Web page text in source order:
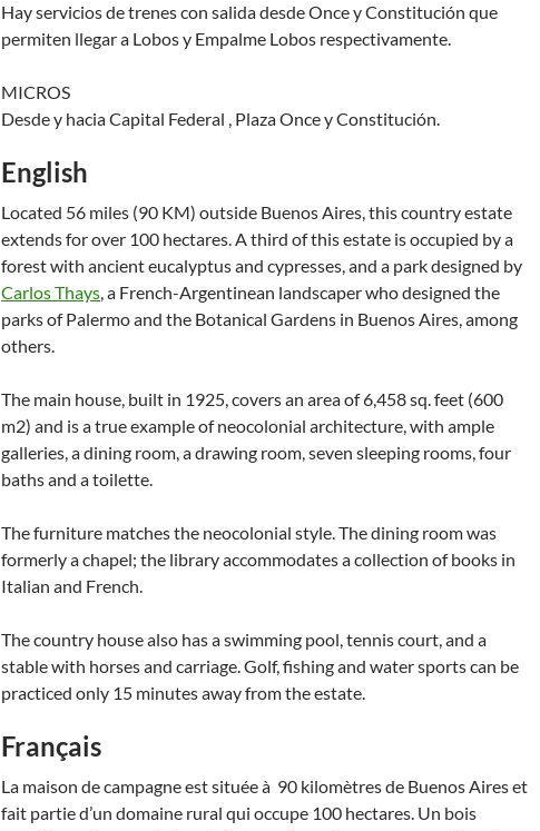
Hay servicios de trenes con salida desde Once y Constitución que
permiten llegar a Lobos y Empalme Lobos respectivamente.
MICROS
Desde y hacia Capital Federal , Plaza Once y Constitución.
English
Located 56 miles (90 KM) outside Buenos Aires, this country estate
extends for over 100 hectares. A third of this estate is occupied by a
forest with ancient eucalyptus and cypresses, and a park designed by
Carlos Thays, a French-Argentinean landscaper who designed the
parks of Palermo and the Botanical Gardens in Buenos Aires, among
others.
The main house, built in 1925, covers an area of 6,458 sq. feet (600
m2) and is a true example of neocolonial architecture, with ample
galleries, a dining room, a drawing room, seven sleeping rooms, four
baths and a toilette.
The furniture matches the neocolonial style. The dining room was
formerly a chapel; the library accommodates a collection of books in
Italian and French.
The country house also has a swimming pool, tennis court, and a
stable with horses and carriage. Golf, fishing and water sports can be
practiced only 15 minutes away from the estate.
Français
La maison de campagne est située à 90 kilomètres de Buenos Aires et
fait partie d’un domaine rural qui occupe 100 hectares. Un bois